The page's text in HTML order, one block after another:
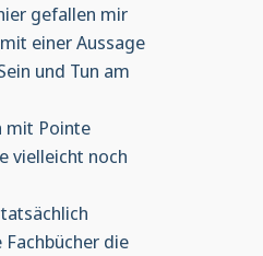
gefallen mir
einer Aussage
und Tun am
mit Pointe
vielleicht noch
die